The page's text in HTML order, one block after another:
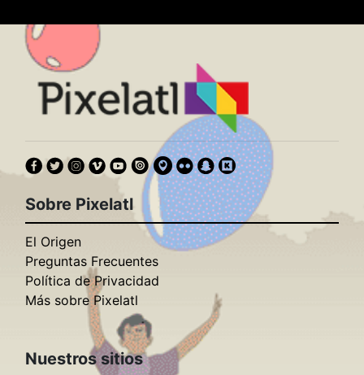
Sobre Pixelatl
El Origen
Preguntas Frecuentes
Política de Privacidad
Más sobre Pixelatl
Nuestros sitios